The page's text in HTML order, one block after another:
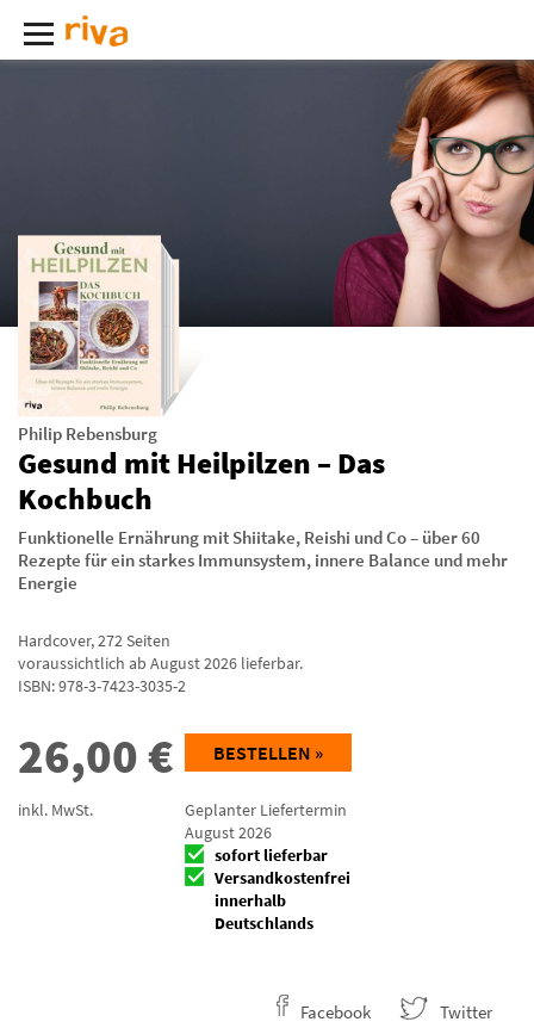
Philip Rebensburg
Gesund mit Heilpilzen – Das
Kochbuch
Funktionelle Ernährung mit Shiitake, Reishi und Co – über 60
Rezepte für ein starkes Immunsystem, innere Balance und mehr
Energie
Hardcover,272Seiten
voraussichtlich ab August 2026 lieferbar.
ISBN:978-3-7423-3035-2
26,00€
inkl. MwSt.
BESTELLEN »
Geplanter Liefertermin
August 2026
sofort lieferbar
Versandkostenfrei
innerhalb
Deutschlands
Facebook Twitter